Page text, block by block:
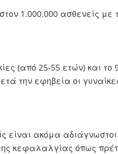
1.000.000 ασθενείς με
(από 25-55 ετών) και το
την εφηβεία οι
είναι ακόμα αδιάγνωστοι
κεφαλαλγίας όπως